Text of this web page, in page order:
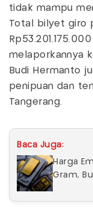
tidak mampu
Total bilyet giro
melaporkannya
Budi Hermanto
penipuan dan
Tangerang.
Baca Juga:
Harga
Gram,